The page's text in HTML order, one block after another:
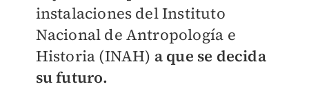
instalaciones del Instituto
Nacional de Antropología e
Historia (INAH) a que se decida
su futuro.